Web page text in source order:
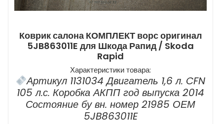
Коврик салона КОМПЛЕКТ ворс оригинал
5JB863011E для Шкода Рапид / Skoda
Rapid
Характеристики товара:
Артикул 1131034 Двигатель 1,6 л. CFN
105 л.с. Коробка АКПП год выпуска 2014
Состояние бу вн. номер 21985 ОЕМ
5JB863011E